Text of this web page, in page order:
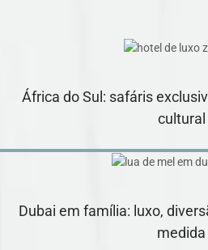
África do Sul: safáris
cultural
Dubai em família: luxo,
medida